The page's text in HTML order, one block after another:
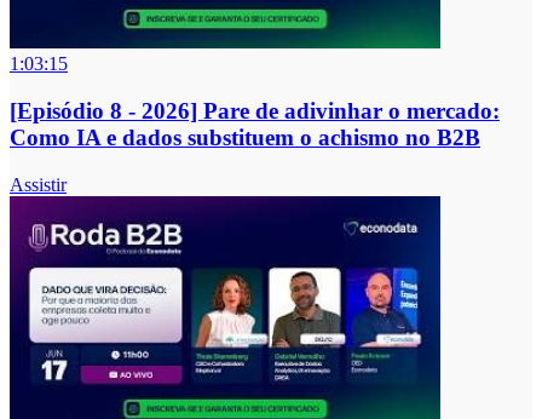
1:03:15
[Episódio 8 - 2026] Pare de adivinhar o mercado:
Como IA e dados substituem o achismo no B2B
Assistir